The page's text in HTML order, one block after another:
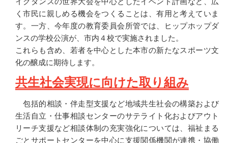
く市民に親しめる機会をつくることは、有用と考えていま
す。一方、今年度の教育委員会所管では、ヒップホップダ
ンスの学校公演が、市内４校で実施されました。
これらも含め、若者を中心とした本市の新たなスポーツ文
化の醸成に期待します。
共生社会実現に向けた取り組み
包括的相談・伴走型支援など地域共生社会の構築および
生活自立・仕事相談センターのサテライト化およびアウト
リーチ支援など相談体制の充実強化については、福祉まる
ごとサポートセンターを中心に支援関係機関が連携・協働